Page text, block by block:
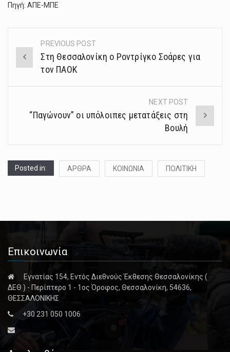
Πηγή: ΑΠΕ-ΜΠΕ
Post
navigation
PREVIOUS POST
Στη Θεσσαλονίκη ο Ροντρίγκο Σοάρες για
τον ΠΑΟΚ
NEXT POST
“Παγώνουν” οι υπόλοιπες μετατάξεις στη
Βουλή
Posted in: ΑΡΘΡΑ ΚΟΙΝΩΝΙΑ ΠΟΛΙΤΙΚΗ
Επικοινωνία
Εγνατίας 154, Εντός Διεθνούς Έκθεσης Θεσσαλονίκης (
ΔΕΘ ) - Περίπτερο 1 - 1ος Όροφος, Θεσσαλονίκη, 54636,
ΘΕΣΣΑΛΟΝΙΚΗΣ
+30 231 050 1006